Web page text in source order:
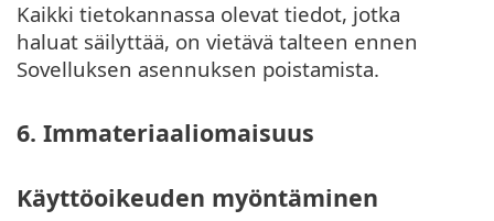
Kaikki tietokannassa olevat tiedot, jotka
haluat säilyttää, on vietävä talteen ennen
Sovelluksen asennuksen poistamista.
6. Immateriaaliomaisuus
Käyttöoikeuden myöntäminen